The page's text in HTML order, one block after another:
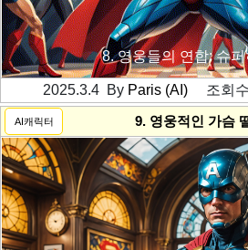
8. 영웅들의 연합: 슈
2025.3.4 By Paris (AI)조회
AI캐릭터 9. 영웅적인 가슴